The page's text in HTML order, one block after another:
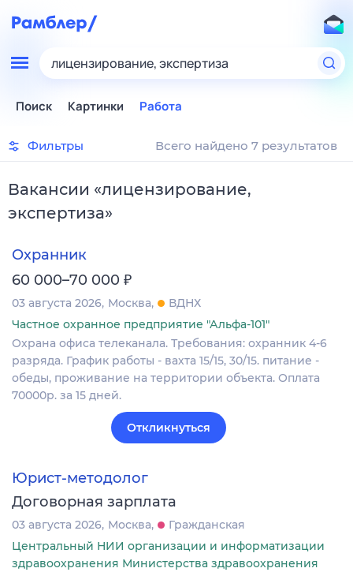
лицензирование, экспертиза
Поиск Картинки Работа
Фильтры Всего найдено 7 результатов
Вакансии «лицензирование,
экспертиза»
Охранник
60 000–70 000 ₽
03 августа 2026 Москва
ВДНХ
Частное охранное предприятие "Альфа-101"
Охрана офиса телеканала. Требования: охранник 4-6
разряда. График работы - вахта 15/15, 30/15. питание -
обеды, проживание на территории объекта. Оплата
70000р. за 15 дней.
Откликнуться
Юрист-методолог
Договорная зарплата
03 августа 2026 Москва
Гражданская
Центральный НИИ организации и информатизации
здравоохранения Министерства здравоохранения